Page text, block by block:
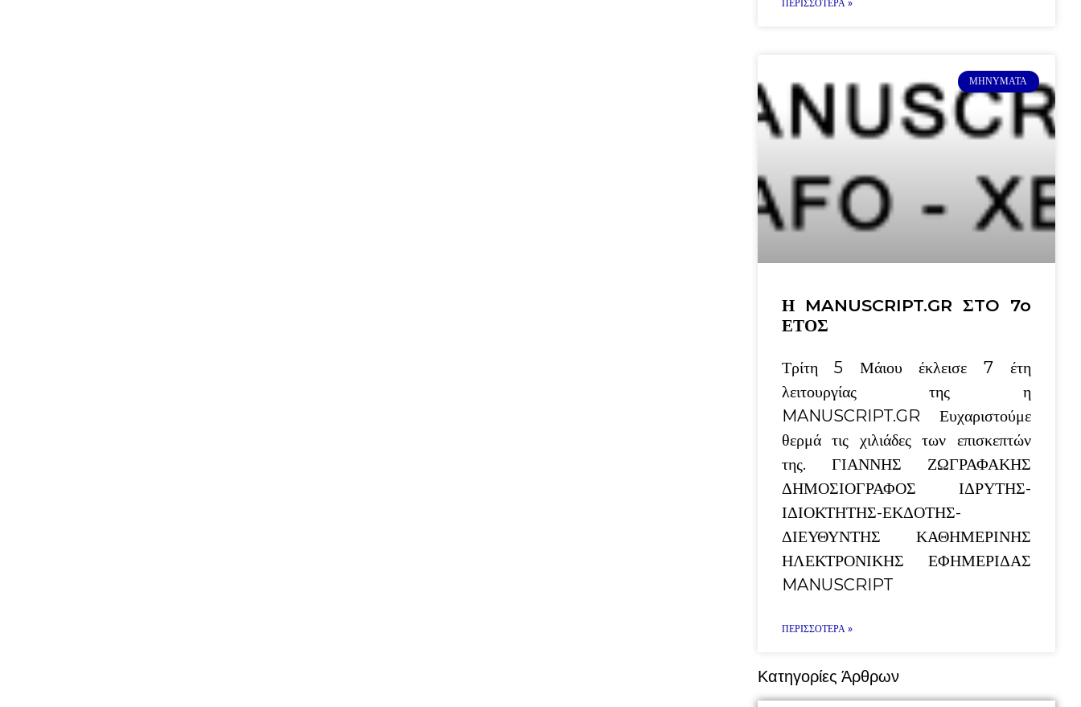
ΠΕΡΙΣΣΌΤΕΡΑ »
ΜΗΝΎΜΑΤΑ
Η MANUSCRIPT.GR ΣTO 7o
ΕΤΟΣ
Τρίτη 5 Μάιου έκλεισε 7 έτη
λειτουργίας της η
MANUSCRIPT.GR Ευχαριστούμε
θερμά τις χιλιάδες των επισκεπτών
της. ΓΙΑΝΝΗΣ ΖΩΓΡΑΦΑΚΗΣ
ΔΗΜΟΣΙΟΓΡΑΦΟΣ ΙΔΡΥΤΗΣ-
ΙΔΙΟΚΤΗΤΗΣ-ΕΚΔΟΤΗΣ-
ΔΙΕΥΘΥΝΤΗΣ ΚΑΘΗΜΕΡΙΝΗΣ
ΗΛΕΚΤΡΟΝΙΚΗΣ ΕΦΗΜΕΡΙΔΑΣ
MANUSCRIPT
ΠΕΡΙΣΣΌΤΕΡΑ »
Κατηγορίες Άρθρων